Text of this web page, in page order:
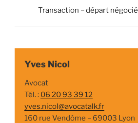
Transaction – départ négocié
Yves Nicol
Avocat
Tél. : 06 20 93 39 12
yves.nicol@avocatalk.fr
160 rue Vendôme – 69003 Lyon